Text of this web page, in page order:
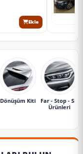
Ekle
Dönüşüm Kiti
Far - Stop - Sis
Ürünleri